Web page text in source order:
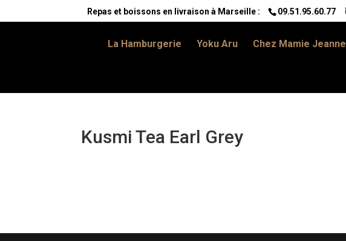
Repas et boissons en livraison à Marseille : 09.51.95.60.77
La Hamburgerie Yoku Aru Chez Mamie Jeanne
Kusmi Tea Earl Grey